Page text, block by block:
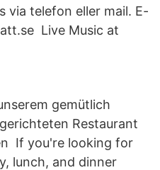
via telefon eller mail. E-
Live Music at
gemütlich
Restaurant
If you're looking for
lunch, and dinner